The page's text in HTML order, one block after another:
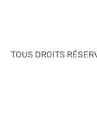
TOUS DROITS